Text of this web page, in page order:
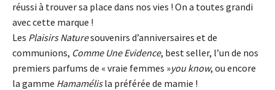
réussi à trouver sa place dans nos vies ! On a toutes grandi
avec cette marque !
Les Plaisirs Naturesouvenirs d’anniversaires et de
communions, Comme Une Evidence, best seller, l’un de nos
premiers parfums de « vraie femmes »you know, ou encore
la gamme Hamamélisla préférée de mamie !